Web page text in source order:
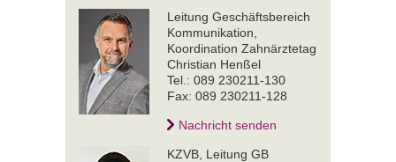
Leitung Geschäftsbereich
Kommunikation,
Koordination Zahnärztetag
Christian Henßel
Tel.: 089 230211-130
Fax: 089 230211-128
Nachricht senden
KZVB, Leitung GB